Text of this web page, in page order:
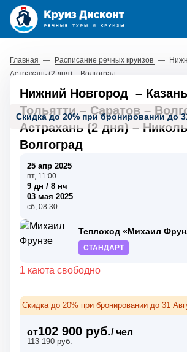
Главная — Расписание речных круизов —
Астрахань (2 дня) – Волгоград
Скидка до 20% при бронировании до
Нижний Новгород – Казань
Тольятти– Саратов –
Астрахань (2 дня) –
Волгоград
25 апр 2025
пт, 11:00
9 дн / 8 нч
03 мая 2025
сб, 08:30
Теплоход «Михаил
СТАНДАРТ
1 каюта свободно
Скидка до 20% при бронировании до 31
от102 900 руб./ чел
113 190 руб.